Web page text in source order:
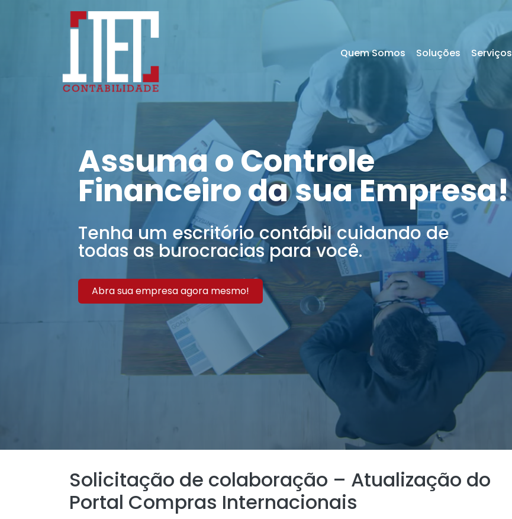
Quem Somos Soluções Serviços
Assuma o Controle
Financeiro da sua Empresa!
Tenha um escritório contábil cuidando de
todas as burocracias para você.
Abra sua empresa agora mesmo!
Solicitação de colaboração – Atualização do
Portal Compras Internacionais